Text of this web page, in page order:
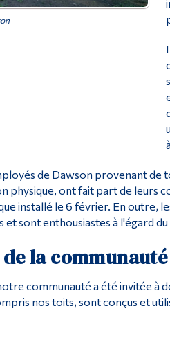
de Dawson provenant de
physique, ont fait part de leurs
installé le 6 février. En outre,
et sont enthousiastes à l'égard
la communauté
communauté a été invitée à
nos toits, sont conçus et